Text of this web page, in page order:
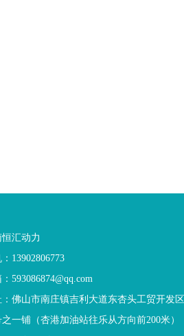
汇动力
13902806773
593086874@qq.com
：佛山市南庄镇吉利大道东杏头工贸开发区
之一铺（杏港加油站往乐从方向前200米）